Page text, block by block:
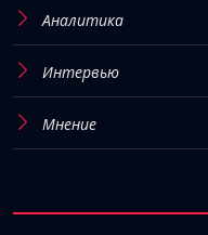
Аналитика
Интервью
Мнение